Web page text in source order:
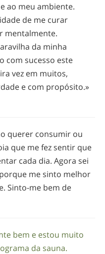
ao meu ambiente.
de me curar
mentalmente.
da minha
com sucesso este
vez em muitos,
e com propósito.»
querer consumir ou
que me fez sentir que
cada dia. Agora sei
me sinto melhor
Sinto-me bem de
bem e estou muito
da sauna.